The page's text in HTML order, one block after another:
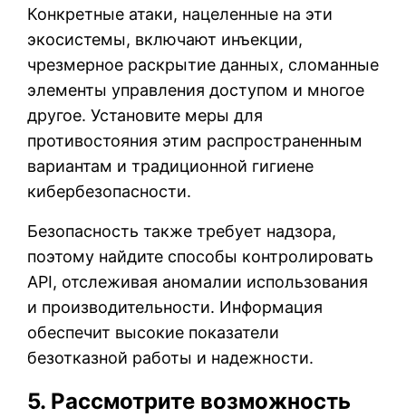
Конкретные атаки, нацеленные на эти
экосистемы, включают инъекции,
чрезмерное раскрытие данных, сломанные
элементы управления доступом и многое
другое. Установите меры для
противостояния этим распространенным
вариантам и традиционной гигиене
кибербезопасности.
Безопасность также требует надзора,
поэтому найдите способы контролировать
API, отслеживая аномалии использования
и производительности. Информация
обеспечит высокие показатели
безотказной работы и надежности.
5. Рассмотрите возможность